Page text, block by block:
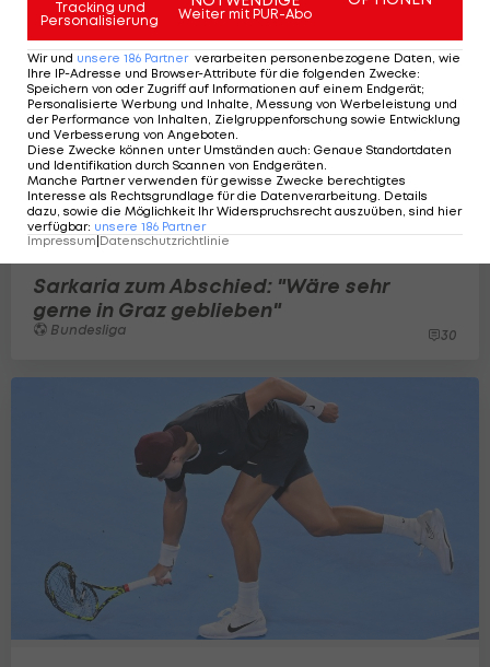
Sarkaria zum Abschied: "Wäre sehr
gerne in Graz geblieben"
Bundesliga 30
Tracking und
Personalisierung
Weiter mit PUR-Abo
Wir und unsere 186 Partner verarbeiten personenbezogene Daten, wie
Ihre IP-Adresse und Browser-Attribute für die folgenden Zwecke:
Speichern von oder Zugriff auf Informationen auf einem Endgerät;
Personalisierte Werbung und Inhalte, Messung von Werbeleistung und
der Performance von Inhalten, Zielgruppenforschung sowie Entwicklung
und Verbesserung von Angeboten.
Diese Zwecke können unter Umständen auch: Genaue Standortdaten
und Identifikation durch Scannen von Endgeräten.
Manche Partner verwenden für gewisse Zwecke berechtigtes
Interesse als Rechtsgrundlage für die Datenverarbeitung. Details
dazu, sowie die Möglichkeit Ihr Widerspruchsrecht auszuüben, sind hier
verfügbar: unsere 186 Partner
Impressum Datenschutzrichtlinie